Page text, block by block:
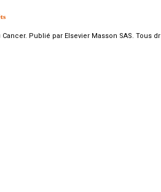
Publié par Elsevier Masson SAS. Tous